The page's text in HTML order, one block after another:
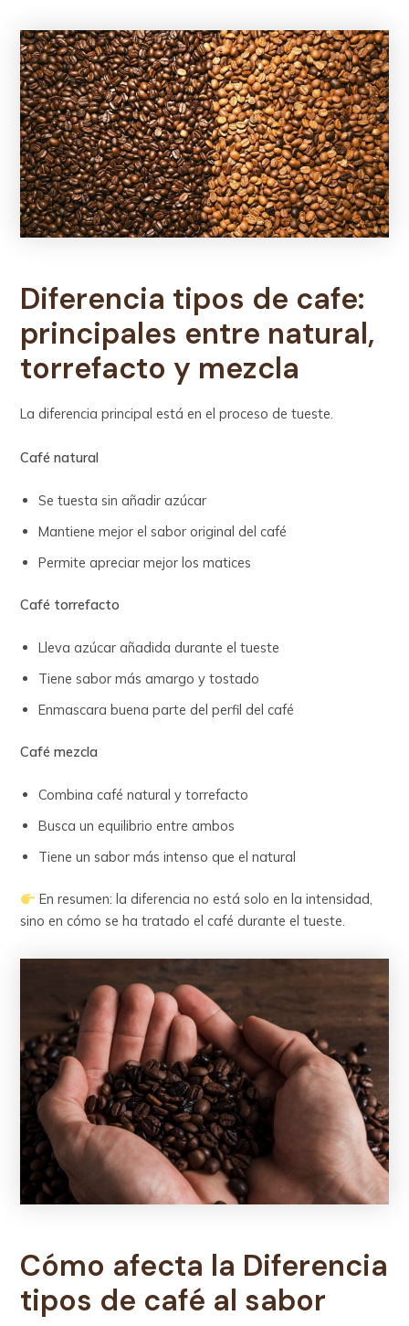
Diferencia tipos de cafe:
principales entre natural,
torrefacto y mezcla
La diferencia principal está en el proceso de tueste.
Café natural
Se tuesta sin añadir azúcar
Mantiene mejor el sabor original del café
Permite apreciar mejor los matices
Café torrefacto
Lleva azúcar añadida durante el tueste
Tiene sabor más amargo y tostado
Enmascara buena parte del perfil del café
Café mezcla
Combina café natural y torrefacto
Busca un equilibrio entre ambos
Tiene un sabor más intenso que el natural
En resumen: la diferencia no está solo en la intensidad,
sino en cómo se ha tratado el café durante el tueste.
Cómo afecta la Diferencia
tipos de café al sabor